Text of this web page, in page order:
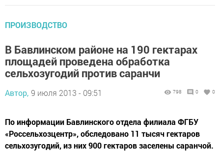
ПРОИЗВОДСТВО
В Бавлинском районе на 190 гектарах
площадей проведена обработка
сельхозугодий против саранчи
Автор, 9 июля 2013 - 09:51 798 0 0
По информации Бавлинского отдела филиала ФГБУ
«Россельхозцентр», обследовано 11 тысяч гектаров
сельхозугодий, из них 900 гектаров заселены саранчой.